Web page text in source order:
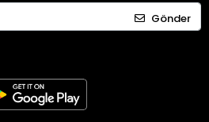
Gönder